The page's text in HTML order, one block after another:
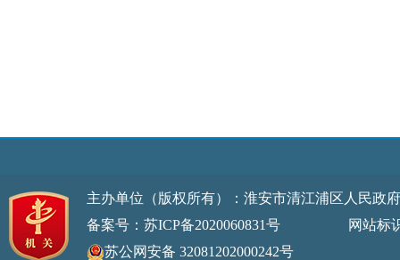
主办单位（版权所有）：淮安市清江浦区人民
备案号：苏ICP备2020060831号
网站标识码
苏公网安备 32081202000242号